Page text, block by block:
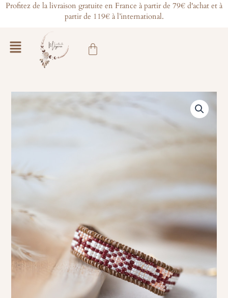
Aller
Profitez de la livraison gratuite en France à partir de 79€ d'achat et à
partir de 119€ à l’international.
Main
Panier